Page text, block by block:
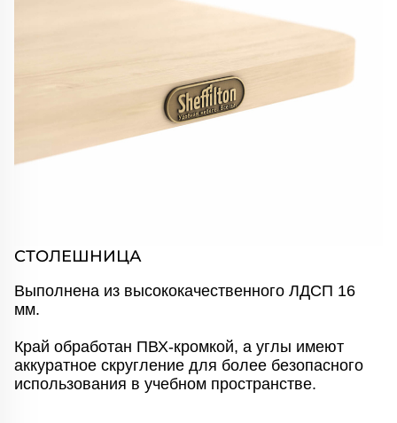
СТОЛЕШНИЦА
Выполнена из высококачественного ЛДСП 16
мм.
Край обработан ПВХ-кромкой, а углы имеют
аккуратное скругление для более безопасного
использования в учебном пространстве.